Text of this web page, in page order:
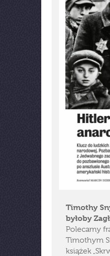
Timothy
byłoby
Polecamy
Timothym
książek